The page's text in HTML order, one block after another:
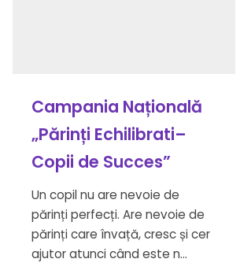
Campania Națională
„Părinți Echilibrati–
Copii de Succes”
Un copil nu are nevoie de
părinți perfecți. Are nevoie de
părinți care învață, cresc și cer
ajutor atunci când este n...